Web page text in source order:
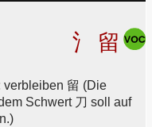
氵 留
verbleiben 留 (Die
Schwert 刀 soll auf